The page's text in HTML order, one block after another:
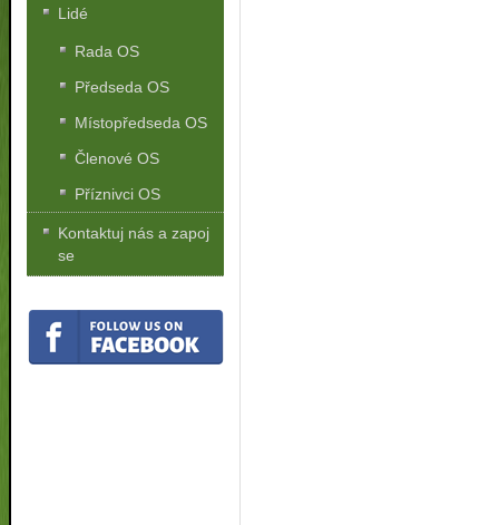
Lidé
Rada OS
Předseda OS
Místopředseda OS
Členové OS
Příznivci OS
Kontaktuj nás a zapoj
se